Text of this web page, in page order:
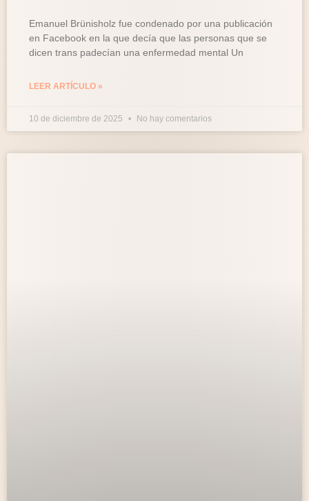
Emanuel Brünisholz fue condenado por una publicación
en Facebook en la que decía que las personas que se
dicen trans padecían una enfermedad mental Un
LEER ARTÍCULO »
10 de diciembre de 2025 No hay comentarios